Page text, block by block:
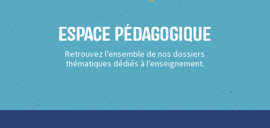
Espace Pédagogique
Retrouvez l’ensemble de nos dossiers
thématiques dédiés à l’enseignement.